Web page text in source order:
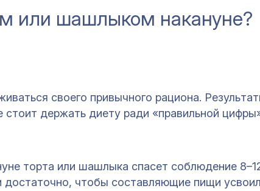
или шашлыком накануне?
своего привычного рациона.
держать диету ради «правильной
торта или шашлыка спасет соблюдение
достаточно, чтобы составляющие пищи